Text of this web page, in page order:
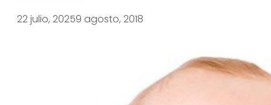
22 julio, 20259 agosto, 2018